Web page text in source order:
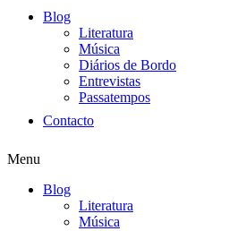
Blog
Literatura
Música
Diários de Bordo
Entrevistas
Passatempos
Contacto
Menu
Blog
Literatura
Música